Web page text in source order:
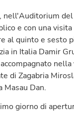
e con una
al quinto e sesto
in Italia Damir
di Zagabria
Dan.
giorno di